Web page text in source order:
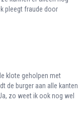
pleegt fraude door
klote geholpen met
de burger aan alle kanten
zo weet ik ook nog wel